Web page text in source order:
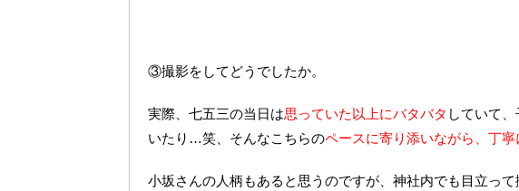
③撮影をしてどうでしたか。
実際、七五三の当日は思っていた以上にバタバタ していて
いたり…笑、そんなこちらのペースに寄り添いながら、丁寧
小坂さんの人柄もあると思うのですが、神社内でも目立っ